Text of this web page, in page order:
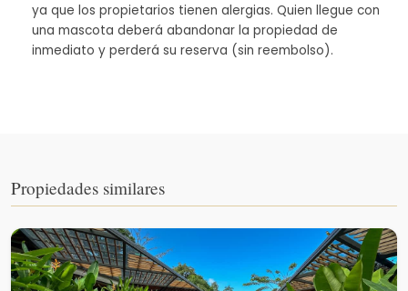
ya que los propietarios tienen alergias. Quien llegue con
una mascota deberá abandonar la propiedad de
inmediato y perderá su reserva (sin reembolso).
Propiedades similares